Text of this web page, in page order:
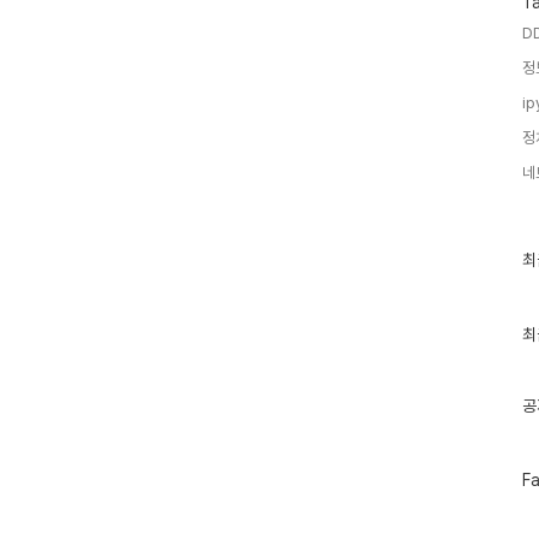
정
정
네
최
인
페